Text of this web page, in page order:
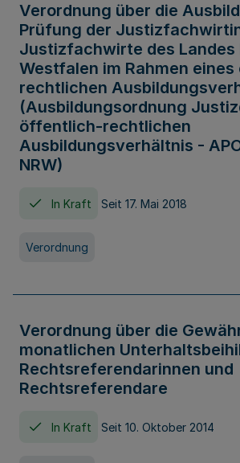
Verordnung über die
Prüfung der
Justizfachwirte des Landes
Westfalen im Rahmen
rechtlichen
(Ausbildungsordnung
öffentlich-rechtlichen
Ausbildungsverhältnis -
NRW)
In Kraft Seit 17. Mai 2018
Verordnung
Verordnung über die
monatlichen
Rechtsreferendarinnen und
Rechtsreferendare
In Kraft Seit 10. Oktober 2014